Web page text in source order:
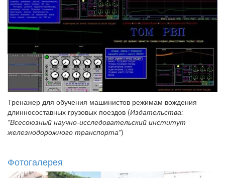
Тренажер для обучения машинистов режимам вождения
длинносоставных грузовых поездов (Издательства:
"Всесоюзный научно-исследовательский институт
железнодорожного транспорта")
Фотогалерея